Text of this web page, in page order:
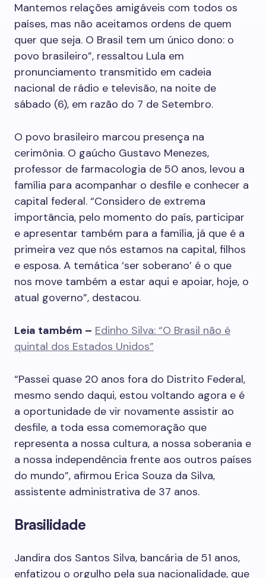
Mantemos relações amigáveis com todos os
países, mas não aceitamos ordens de quem
quer que seja. O Brasil tem um único dono: o
povo brasileiro”, ressaltou Lula em
pronunciamento transmitido em cadeia
nacional de rádio e televisão, na noite de
sábado (6), em razão do 7 de Setembro.
O povo brasileiro marcou presença na
cerimônia. O gaúcho Gustavo Menezes,
professor de farmacologia de 50 anos, levou a
família para acompanhar o desfile e conhecer a
capital federal. “Considero de extrema
importância, pelo momento do país, participar
e apresentar também para a família, já que é a
primeira vez que nós estamos na capital, filhos
e esposa. A temática ‘ser soberano’ é o que
nos move também a estar aqui e apoiar, hoje, o
atual governo”, destacou.
Leia também – Edinho Silva: “O Brasil não é
quintal dos Estados Unidos”
“Passei quase 20 anos fora do Distrito Federal,
mesmo sendo daqui, estou voltando agora e é
a oportunidade de vir novamente assistir ao
desfile, a toda essa comemoração que
representa a nossa cultura, a nossa soberania e
a nossa independência frente aos outros países
do mundo”, afirmou Erica Souza da Silva,
assistente administrativa de 37 anos.
Brasilidade
Jandira dos Santos Silva, bancária de 51 anos,
enfatizou o orgulho pela sua nacionalidade, que